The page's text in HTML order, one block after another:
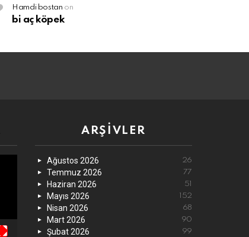
Hamdi bostan on
bi aç köpek
ARŞIVLER
Ağustos 2026 26
Temmuz 2026 77
Haziran 2026 51
Mayıs 2026 152
Nisan 2026 68
Mart 2026 90
Şubat 2026 99